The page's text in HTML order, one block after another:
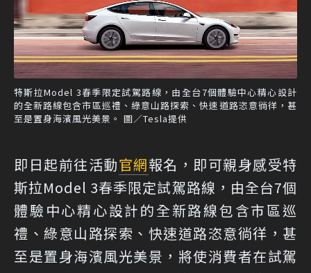
特斯拉Model 3春季限定試駕路線，由全台7個體驗中心精心設計
的全新路線包含市區巡禮、綠意山路探索、快速道路恣意徜徉，甚
至是置身海濱風光美景。 圖／Tesla提供
即日起前往活動官網報名，即可親身感受特
斯拉Model 3春季限定試駕路線，由全台7個
體驗中心精心設計的全新路線包含市區巡
禮、綠意山路探索、快速道路恣意徜徉，甚
至是置身海濱風光美景，將使消費者在試駕